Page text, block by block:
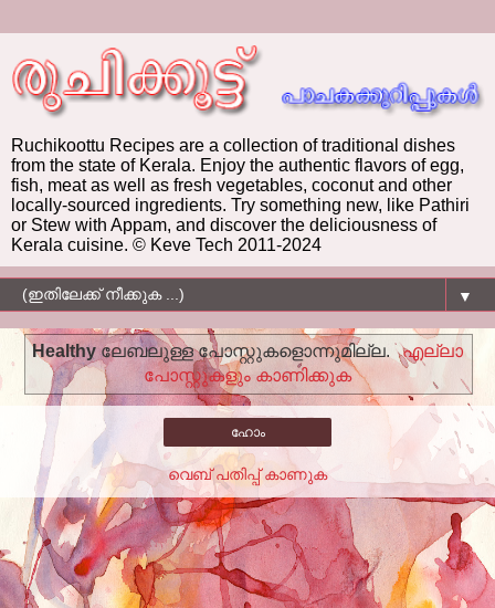
Ruchikoottu Recipes are a collection of traditional dishes
from the state of Kerala. Enjoy the authentic flavors of egg,
fish, meat as well as fresh vegetables, coconut and other
locally-sourced ingredients. Try something new, like Pathiri
or Stew with Appam, and discover the deliciousness of
Kerala cuisine. © Keve Tech 2011-2024
▼
Healthyലേബലുള്ള പോസ്റ്റുകളൊന്നുമില്ല. എല്ലാ
പോസ്റ്റുകളും കാണിക്കുക
ഹോം
വെബ് പതിപ്പ് കാണുക